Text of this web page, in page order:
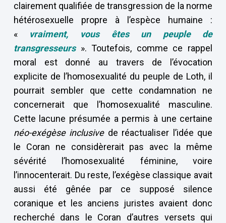
clairement qualifiée de transgression de la norme
hétérosexuelle propre à l’espèce humaine :
« vraiment, vous êtes un peuple de
transgresseurs ». Toutefois, comme ce rappel
moral est donné au travers de l’évocation
explicite de l’homosexualité du peuple de Loth, il
pourrait sembler que cette condamnation ne
concernerait que l’homosexualité masculine.
Cette lacune présumée a permis à une certaine
néo-exégèse inclusivede réactualiser l’idée que
le Coran ne considèrerait pas avec la même
sévérité l’homosexualité féminine, voire
l’innocenterait. Du reste, l’exégèse classique avait
aussi été gênée par ce supposé silence
coranique et les anciens juristes avaient donc
recherché dans le Coran d’autres versets qui